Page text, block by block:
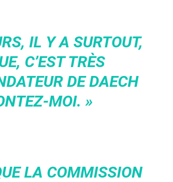
IL Y A SURTOUT,
C’EST TRÈS
DE DAECH
MOI. »
LA COMMISSION